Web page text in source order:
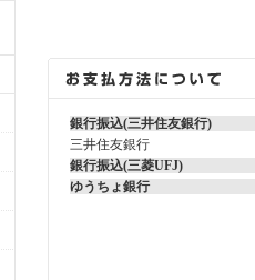
銀行振込(三井住友銀行)
三井住友銀行
銀行振込(三菱UFJ)
ゆうちょ銀行